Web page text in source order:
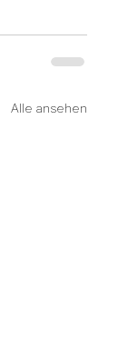
Alle ansehen